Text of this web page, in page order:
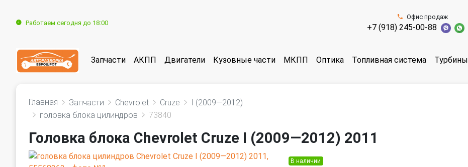
Работаем сегодня до 18:00
Офис продаж
+7 (918) 245-00-88
Запчасти АКПП Двигатели Кузовные части МКПП Оптика Топливная система Турбины
Главная Запчасти Chevrolet Cruze
I (2009—2012)
головка блока цилиндров
73840
Головка блока Chevrolet Cruze I (2009—2012) 2011
В наличии